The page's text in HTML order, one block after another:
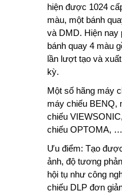
hiện được 1024
màu, một bánh
và DMD. Hiện nay
bánh quay 4 màu
lần lượt tạo và
kỳ.
Một số hãng máy
máy chiếu BENQ,
chiếu
chiếu OPTOMA,
Ưu điểm: Tạo
ảnh, độ tương
hội tụ như công
chiếu DLP đơn